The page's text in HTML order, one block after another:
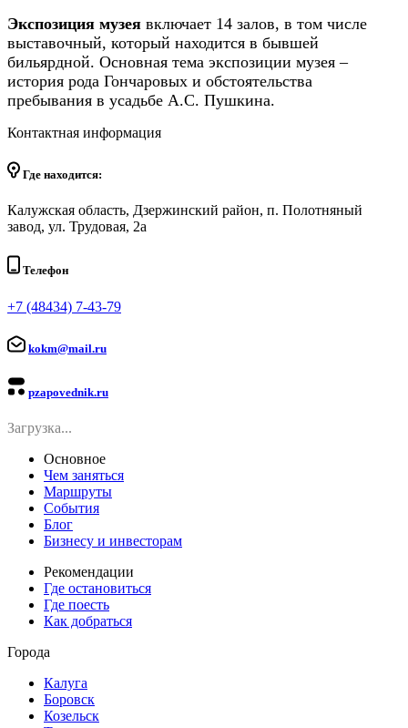
Экспозиция музея включает 14 залов, в том числе
выставочный, который находится в бывшей
бильярдной. Основная тема экспозиции музея –
история рода Гончаровых и обстоятельства
пребывания в усадьбе А.С. Пушкина.
Контактная информация
Где находится:
Калужская область, Дзержинский район, п. Полотняный
завод, ул. Трудовая, 2а
Телефон
+7 (48434) 7-43-79
kokm@mail.ru
pzapovednik.ru
Загрузка...
Основное
Чем заняться
Маршруты
События
Блог
Бизнесу и инвесторам
Рекомендации
Где остановиться
Где поесть
Как добраться
Города
Калуга
Боровск
Козельск